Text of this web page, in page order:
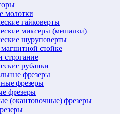
молотки
гайковерты
миксеры (мешалки)
шуруповерты
стойке
строгание
рубанки
фрезеры
фрезеры
фрезеры
(окантовочные) фрезеры